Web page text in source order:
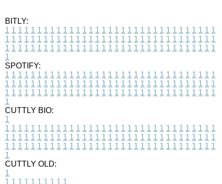
BITLY:
1 1 1 1 1 1 1 1 1 1 1 1 1 1 1 1 1 1 1 1 1 1 1 1 1 1 1 1 1 1 1 1 1
1 1 1 1 1 1 1 1 1 1 1 1 1 1 1 1 1 1 1 1 1 1 1 1 1 1 1 1 1 1 1 1 1
1 1 1 1 1 1 1 1 1 1 1 1 1 1 1 1 1 1 1 1 1 1 1 1 1 1 1 1 1 1 1 1 1
1
SPOTIFY:
1 1 1 1 1 1 1 1 1 1 1 1 1 1 1 1 1 1 1 1 1 1 1 1 1 1 1 1 1 1 1 1 1
1 1 1 1 1 1 1 1 1 1 1 1 1 1 1 1 1 1 1 1 1 1 1 1 1 1 1 1 1 1 1 1 1
1 1 1 1 1 1 1 1 1 1 1 1 1 1 1 1 1 1 1 1 1 1 1 1 1 1 1 1 1 1 1 1 1
1
CUTTLY BIO:
1
1 1 1 1 1 1 1 1 1 1 1 1 1 1 1 1 1 1 1 1 1 1 1 1 1 1 1 1 1 1 1 1 1
1 1 1 1 1 1 1 1 1 1 1 1 1 1 1 1 1 1 1 1 1 1 1 1 1 1 1 1 1 1 1 1 1
1 1 1 1 1 1 1 1 1 1 1 1 1 1 1 1 1 1 1 1 1 1 1 1 1 1 1 1 1 1 1 1 1
1
CUTTLY OLD:
1
1 1 1 1 1 1 1 1 1 1